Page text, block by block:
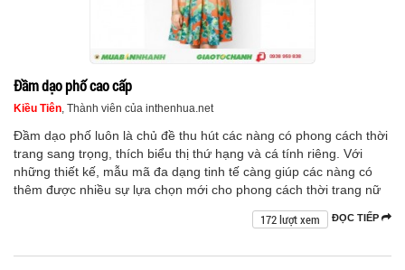
Đầm dạo phố cao cấp
Kiều Tiên, Thành viên của inthenhua.net
Đầm dạo phố luôn là chủ đề thu hút các nàng có phong cách thời
trang sang trọng, thích biểu thị thứ hạng và cá tính riêng. Với
những thiết kế, mẫu mã đa dạng tinh tế càng giúp các nàng có
thêm được nhiều sự lựa chọn mới cho phong cách thời trang nữ
ĐỌC TIẾP
172 lượt xem